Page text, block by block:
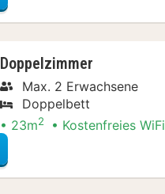
Doppelzimmer
Max. 2 Erwachsene
Doppelbett
23m2 Kostenfreies WiFi